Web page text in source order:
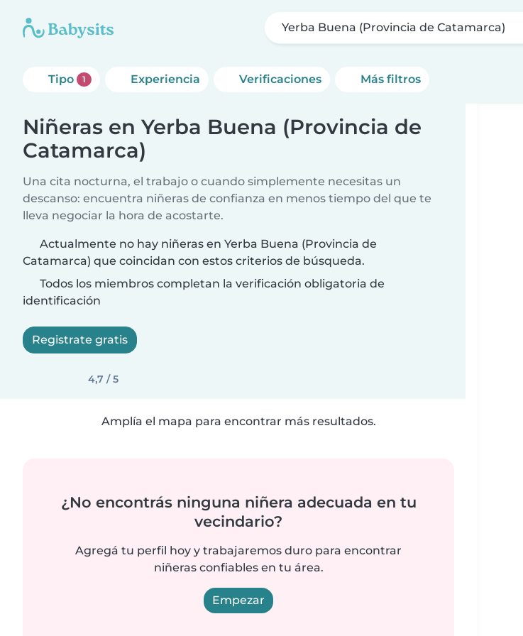
Yerba Buena (Provincia de Catamarca)
Tipo 1 Experiencia Verificaciones Más filtros
Niñeras en Yerba Buena (Provincia de
Catamarca)
Una cita nocturna, el trabajo o cuando simplemente necesitas un
descanso: encuentra niñeras de confianza en menos tiempo del que te
lleva negociar la hora de acostarte.
Actualmente no hay niñeras en Yerba Buena (Provincia de
Catamarca) que coincidan con estos criterios de búsqueda.
Todos los miembros completan la verificación obligatoria de
identificación
Registrate gratis
4,7 / 5
Amplía el mapa para encontrar más resultados.
¿No encontrás ninguna niñera adecuada en tu
vecindario?
Agregá tu perfil hoy y trabajaremos duro para encontrar
niñeras confiables en tu área.
Empezar